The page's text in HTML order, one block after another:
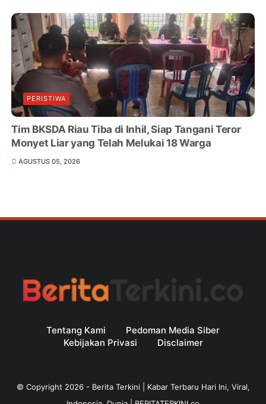
PERISTIWA
Tim BKSDA Riau Tiba di Inhil, Siap Tangani Teror
Monyet Liar yang Telah Melukai 18 Warga
AGUSTUS 05, 2026
Tentang Kami
Pedoman Media Siber
Kebijakan Privasi
Disclaimer
© Copyright 2026- Berita Terkini | Kabar Terbaru Hari Ini, Viral,